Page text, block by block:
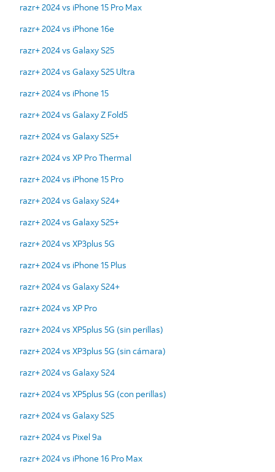
razr+ 2024 vs iPhone 15 Pro Max
razr+ 2024 vs iPhone 16e
razr+ 2024 vs Galaxy S25
razr+ 2024 vs Galaxy S25 Ultra
razr+ 2024 vs iPhone 15
razr+ 2024 vs Galaxy Z Fold5
razr+ 2024 vs Galaxy S25+
razr+ 2024 vs XP Pro Thermal
razr+ 2024 vs iPhone 15 Pro
razr+ 2024 vs Galaxy S24+
razr+ 2024 vs Galaxy S25+
razr+ 2024 vs XP3plus 5G
razr+ 2024 vs iPhone 15 Plus
razr+ 2024 vs Galaxy S24+
razr+ 2024 vs XP Pro
razr+ 2024 vs XP5plus 5G (sin perillas)
razr+ 2024 vs XP3plus 5G (sin cámara)
razr+ 2024 vs Galaxy S24
razr+ 2024 vs XP5plus 5G (con perillas)
razr+ 2024 vs Galaxy S25
razr+ 2024 vs Pixel 9a
razr+ 2024 vs iPhone 16 Pro Max